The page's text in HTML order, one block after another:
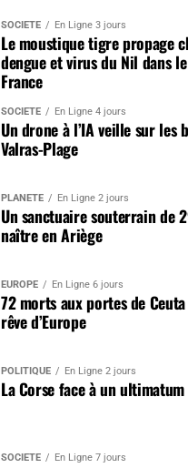
SOCIÉTÉ En Ligne 3 jours
Le moustique tigre propage
dengue et virus du Nil dans
France
SOCIÉTÉ En Ligne 4 jours
Un drone à l’IA veille sur les
Valras-Plage
PLANÈTE En Ligne 2 jours
Un sanctuaire souterrain de
naître en Ariège
EUROPE En Ligne 6 jours
72 morts aux portes de
rêve d’Europe
POLITIQUE En Ligne 2 jours
La Corse face à un
SOCIÉTÉ En Ligne 7 jours